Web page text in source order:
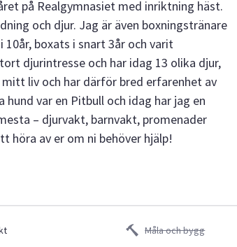
på Realgymnasiet med inriktning häst.
och djur. Jag är även boxningstränare
boxats i snart 3år och varit
djurintresse och har idag 13 olika djur,
liv och har därför bred erfarenhet av
var en Pitbull och idag har jag en
– djurvakt, barnvakt, promenader
höra av er om ni behöver hjälp!
Måla och bygg